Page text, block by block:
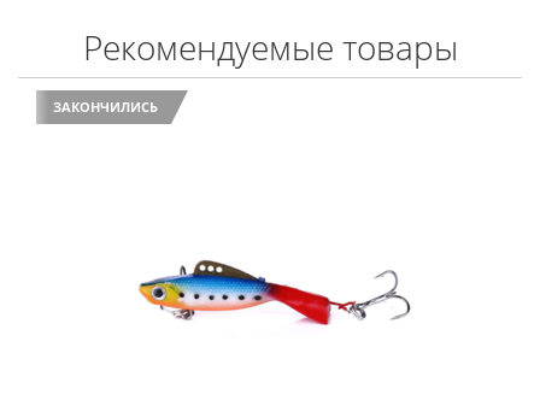
Рекомендуемые товары
ЗАКОНЧИЛИСЬ